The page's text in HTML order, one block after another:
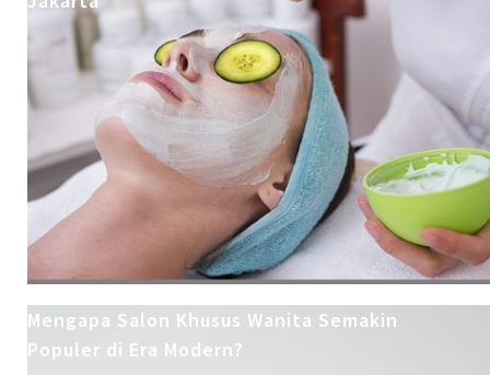
Mengapa Salon Khusus Wanita Semakin
Populer di Era Modern?